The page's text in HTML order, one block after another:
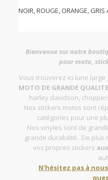
NOIR, ROUGE, ORANGE, GRIS
Bienvenue sur notre
pour moto,
Vous trouverez ici lune large
MOTO DE GRANDE QUALITE
harley davidson,
Nos stickers motos sont
catégories pour une
Nos vinyles sont de
grande durabilité...De
vos propres stickers
N'hésitez pas à